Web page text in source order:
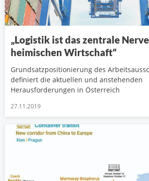
„Logistik ist das zentrale
heimischen Wirtschaft“
Grundsatzpositionierung des
definiert die aktuellen und anstehenden
Herausforderungen in Österreich
27.11.2019